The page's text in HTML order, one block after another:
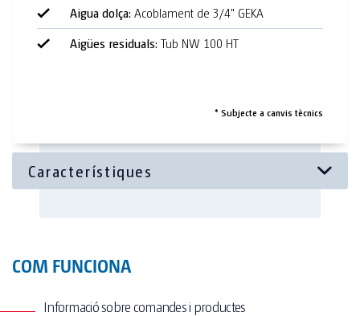
Aigua dolça: Acoblament de 3/4" GEKA
Aigües residuals: Tub NW 100 HT
* Subjecte a canvis tècnics
Equip de música (MP3)
Ambientador
Miralls de tocador il·luminats
COM FUNCIONA
Informació sobre comandes i productes